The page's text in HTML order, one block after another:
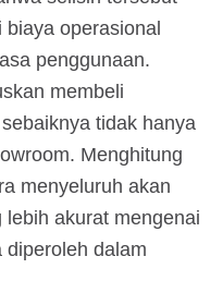
operasional
penggunaan.
membeli
tidak hanya
Menghitung
menyeluruh akan
akurat mengenai
diperoleh dalam